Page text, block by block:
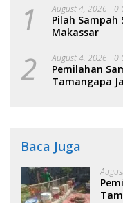
1 August 4, 2026 0
Pilah
Makassar
2 August 4, 2026 0
Pemilahan
Tamangapa
Baca Juga